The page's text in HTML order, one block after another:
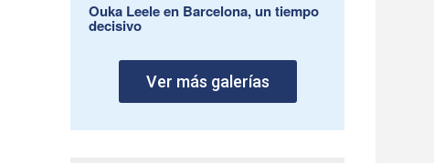
Ouka Leele en Barcelona, un tiempo
decisivo
Ver más galerías